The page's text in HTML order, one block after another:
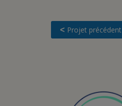
< Projet précédent